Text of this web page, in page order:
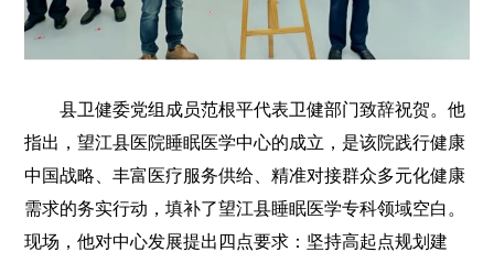
县卫健委党组成员范根平代表卫健部门致辞祝贺。他
指出，望江县医院睡眠医学中心的成立，是该院践行健康
中国战略、丰富医疗服务供给、精准对接群众多元化健康
需求的务实行动，填补了望江县睡眠医学专科领域空白。
现场，他对中心发展提出四点要求：坚持高起点规划建